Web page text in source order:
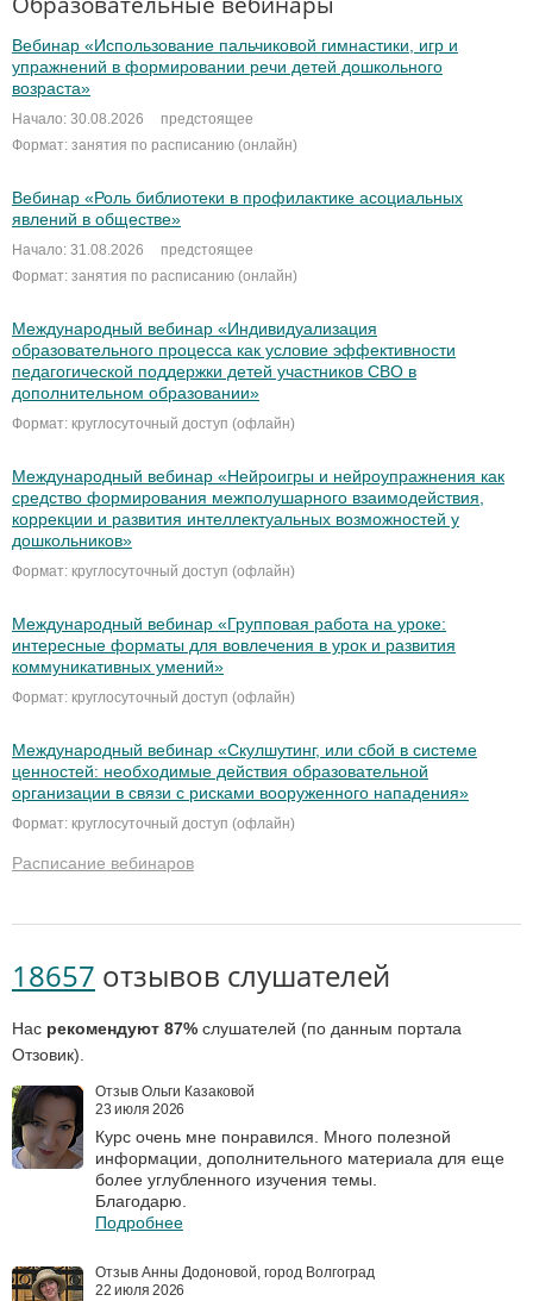
Вебинар «Использование пальчиковой гимнастики, игр и
упражнений в формировании речи детей дошкольного
возраста»
Начало: 30.08.2026
предстоящее
Формат: занятия по расписанию (онлайн)
Вебинар «Роль библиотеки в профилактике асоциальных
явлений в обществе»
Начало: 31.08.2026
предстоящее
Формат: занятия по расписанию (онлайн)
Международный вебинар «Индивидуализация
образовательного процесса как условие эффективности
педагогической поддержки детей участников СВО в
дополнительном образовании»
Формат: круглосуточный доступ (офлайн)
Международный вебинар «Нейроигры и нейроупражнения как
средство формирования межполушарного взаимодействия,
коррекции и развития интеллектуальных возможностей у
дошкольников»
Формат: круглосуточный доступ (офлайн)
Международный вебинар «Групповая работа на уроке:
интересные форматы для вовлечения в урок и развития
коммуникативных умений»
Формат: круглосуточный доступ (офлайн)
Международный вебинар «Скулшутинг, или сбой в системе
ценностей: необходимые действия образовательной
организации в связи с рисками вооруженного нападения»
Формат: круглосуточный доступ (офлайн)
Расписание вебинаров
18657 отзывов слушателей
Нас рекомендуют 87% слушателей (по данным портала
Отзовик).
Отзыв Ольги Казаковой
23 июля 2026
Курс очень мне понравился. Много полезной
информации, дополнительного материала для еще
более углубленного изучения темы.
Благодарю.
Подробнее
Отзыв Анны Додоновой, город Волгоград
22 июля 2026